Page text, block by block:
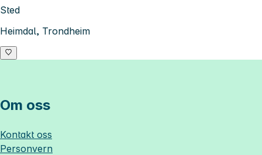
Sted
Heimdal, Trondheim
Om oss
Kontakt oss
Personvern